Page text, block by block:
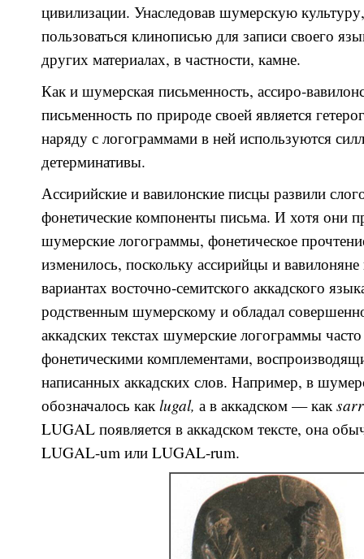
цивилизации. Унаследовав шумерскую
пользоваться клинописью для записи своего
других материалах, в частности, камне.
Как и шумерская письменность, ассиро-
письменность по природе своей является
наряду с логограммами в ней используются
детерминативы.
Ассирийские и вавилонские писцы развили
фонетические компоненты письма. И хотя они
шумерские логограммы, фонетическое
изменилось, поскольку ассирийцы и
вариантах восточно-семитского аккадского
родственным шумерскому и обладал
аккадских текстах шумерские логограммы
фонетическими комплементами,
написанных аккадских слов. Например, в
обозначалось какlugal,а в аккадском — как
LUGAL появляется в аккадском тексте, она
LUGAL-um или LUGAL-rum.